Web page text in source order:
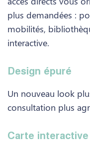
plus demandées :
mobilités,
interactive.
Design épuré
Un nouveau look
consultation plus
Carte interactive